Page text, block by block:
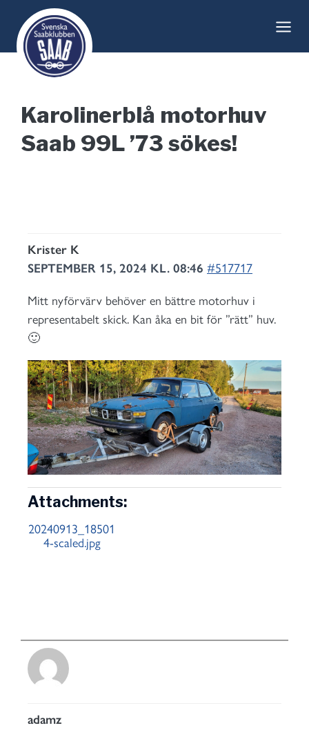
content
Karolinerblå motorhuv
Saab 99L ’73 sökes!
Krister K
SEPTEMBER 15, 2024 KL. 08:46 #517717
Mitt nyförvärv behöver en bättre motorhuv i
representabelt skick. Kan åka en bit för ”rätt” huv.
🙂
Attachments:
20240913_18501
4-scaled.jpg
adamz